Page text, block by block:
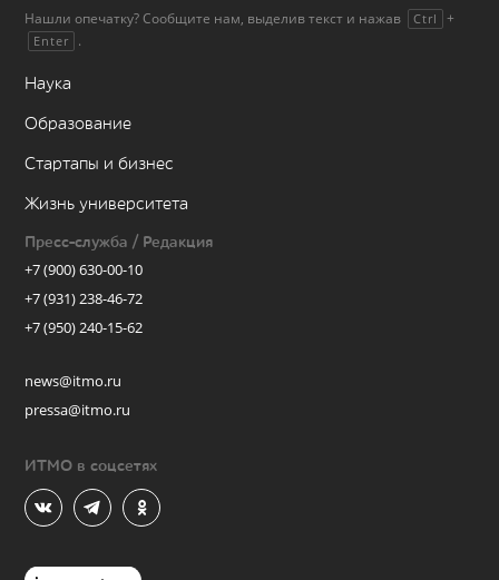
Нашли опечатку? Сообщите нам, выделив текст и нажав Ctrl +
Enter .
Наука
Образование
Стартапы и бизнес
Жизнь университета
Пресс-служба / Редакция
+7 (900) 630-00-10
+7 (931) 238-46-72
+7 (950) 240-15-62
news@itmo.ru
pressa@itmo.ru
ИТМО в соцсетях